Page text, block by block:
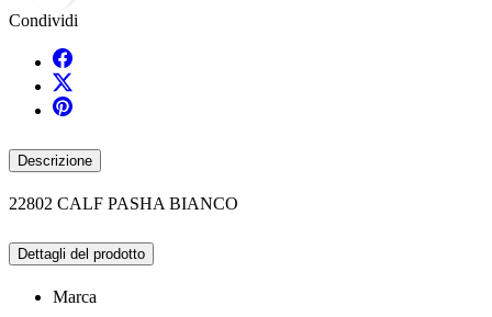
Condividi
Descrizione
22802 CALF PASHA BIANCO
Dettagli del prodotto
Marca